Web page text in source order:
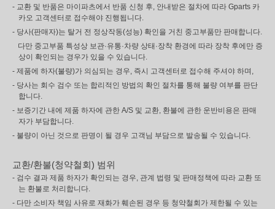
- 교환 및 반품은 마이파츠에서 반품 신청 후, 안내받은 절차에 따라 Gparts 카
카오 고객센터로 접수해야 진행됩니다.
- 당사(판매자)는 탈거 전 정상작동(성능) 확인을 거친 중고부품만 판매합니다.
다만 중고부품 특성상 보관·유통·차량 상태·장착 환경에 따라 장착 후에만 증
상이 확인되는 경우가 있을 수 있습니다.
- 제품에 하자(불량)가 의심되는 경우, 즉시 고객센터로 접수해 주셔야 하며,
- 당사는 회수 검수 또는 합리적인 방법의 확인 절차를 통해 불량 여부를 판단
합니다.
- 보증기간 내에 제품 하자에 관한 A/S 및 교환, 환불에 관한 운반비용은 판매
자가 부담합니다.
- 불량이 아닌 것으로 판명이 될 경우 고객님 부담으로 발송될 수 있습니다.
교환/환불(청약철회) 범위
- 검수 결과 제품 하자가 확인되는 경우, 관계 법령 및 판매정책에 따라 교환 또
는 환불로 처리합니다.
- 다만 소비자 책임 사유로 재화가 훼손된 경우 등 청약철회가 제한될 수 있는